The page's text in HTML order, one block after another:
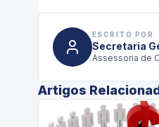
ESCRITO POR
Secretaria
Assessoria de
Artigos